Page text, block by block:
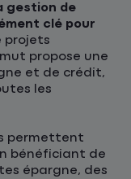
gestion de
clé pour
projets
propose une
et de crédit,
les
permettent
bénéficiant de
épargne, des